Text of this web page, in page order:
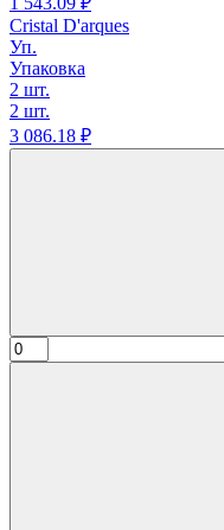
Cristal D'arques
Уп.
Упаковка
2 шт.
2 шт.
3 086.18 ₽